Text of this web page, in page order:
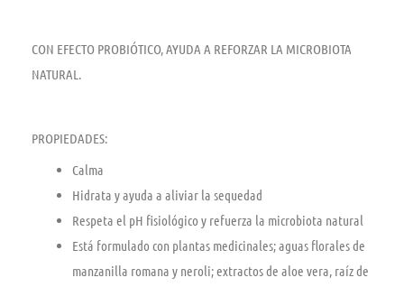
CON EFECTO PROBIÓTICO, AYUDA A REFORZAR LA MICROBIOTA
NATURAL.
PROPIEDADES:
Calma
Hidrata y ayuda a aliviar la sequedad
Respeta el pH fisiológico y refuerza la microbiota natural
Está formulado con plantas medicinales; aguas florales de
manzanilla romana y neroli; extractos de aloe vera, raíz de